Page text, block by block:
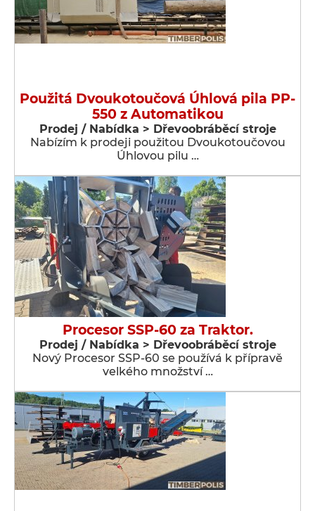
Použitá Dvoukotoučová Úhlová pila PP-
550 z Automatikou
Prodej / Nabídka > Dřevoobráběcí stroje
Nabízím k prodeji použitou Dvoukotoučovou
Úhlovou pilu …
Procesor SSP-60 za Traktor.
Prodej / Nabídka > Dřevoobráběcí stroje
Nový Procesor SSP-60 se používá k přípravě
velkého množství …